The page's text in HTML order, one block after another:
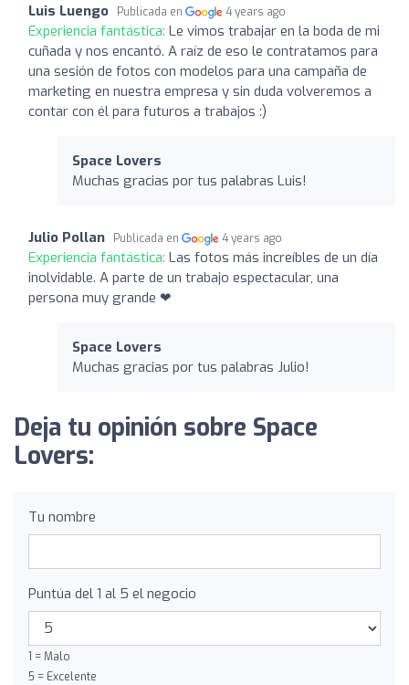
Luis Luengo Publicada en 4 years ago
Experiencia fantástica: Le vimos trabajar en la boda de mi
cuñada y nos encantó. A raíz de eso le contratamos para
una sesión de fotos con modelos para una campaña de
marketing en nuestra empresa y sin duda volveremos a
contar con él para futuros a trabajos :)
Space Lovers
Muchas gracias por tus palabras Luis!
Julio Pollan Publicada en 4 years ago
Experiencia fantástica: Las fotos más increíbles de un día
inolvidable. A parte de un trabajo espectacular, una
persona muy grande ❤
Space Lovers
Muchas gracias por tus palabras Julio!
Deja tu opinión sobre Space
Lovers:
Tu nombre
Puntúa del 1 al 5 el negocio
1 = Malo
5 = Excelente